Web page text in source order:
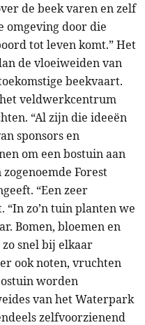
de beek varen en zelf
omgeving door die
tot leven komt.” Het
de vloeiweiden van
beekvaart.
veldwerkcentrum
“Al zijn die ideeën
sponsors en
om een bostuin aan
Forest
“Een zeer
“In zo’n tuin planten we
Bomen, bloemen en
snel bij elkaar
ook noten, vruchten
worden
van het Waterpark
zelfvoorzienend